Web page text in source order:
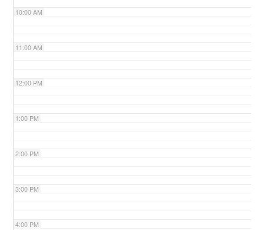
10:00 AM
11:00 AM
12:00 PM
1:00 PM
2:00 PM
3:00 PM
4:00 PM